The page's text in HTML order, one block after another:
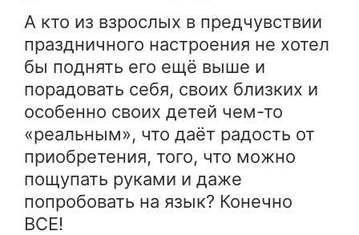
А кто из взрослых в предчувствии
праздничного настроения не хотел
бы поднять его ещё выше и
порадовать себя, своих близких и
особенно своих детей чем-то
«реальным», что даёт радость от
приобретения, того, что можно
пощупать руками и даже
попробовать на язык? Конечно
ВСЕ!